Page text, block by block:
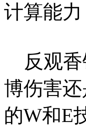
计算能
反观香
博伤害
的W和E